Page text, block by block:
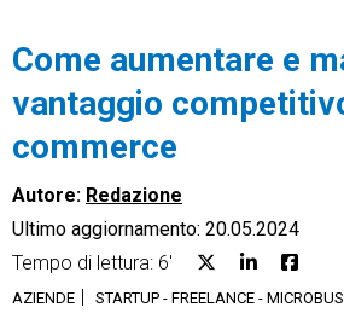
CRM
Ecommerce
Come aumentare e
vantaggio
commerce
Autore: Redazione
Ultimo aggiornamento: 20.05.2024
Tempo di lettura: 6'
AZIENDE STARTUP - FREELANCE -